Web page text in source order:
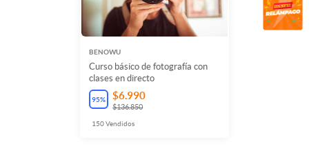
BENOWU
Curso básico de fotografía con
clases en directo
95% $6.990
$136.850
150Vendidos